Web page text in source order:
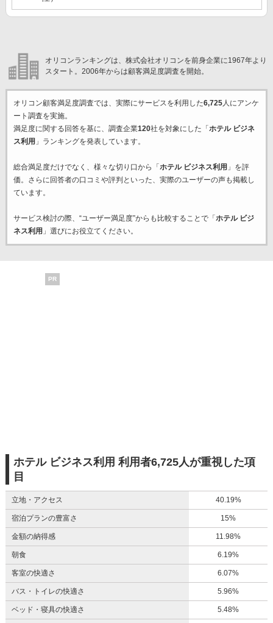
オリコンランキングは、株式会社オリコンを前身企業に1967年より
スタート。2006年からは顧客満足度調査を開始。
オリコン顧客満足度調査では、実際にサービスを利用した6,725人にアンケ
ート調査を実施。
満足度に関する回答を基に、調査企業120社を対象にした「 ホテル ビジネ
ス利用 」ランキングを発表しています。
総合満足度だけでなく、様々な切り口から「 ホテル ビジネス利用 」を評
価。さらに回答者の口コミや評判といった、実際のユーザーの声も掲載し
ています。
サービス検討の際、“ユーザー満足度”からも比較することで「 ホテル ビジ
ネス利用 」選びにお役立てください。
PR
ホテル ビジネス利用 利用者6,725人が重視した項
目
立地・アクセス 40.19%
宿泊プランの豊富さ 15%
金額の納得感 11.98%
朝食 6.19%
客室の快適さ 6.07%
バス・トイレの快適さ 5.96%
ベッド・寝具の快適さ 5.48%